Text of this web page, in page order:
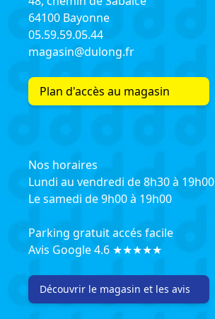
64100 Bayonne
05.59.59.05.44
magasin@dulong.fr
Plan d'accès au magasin
Nos horaires
Lundi au vendredi de 8h30 à 19h00
Le samedi de 9h00 à 19h00
Parking gratuit accés facile
Avis Google 4.6 ★★★★★
Découvrir le magasin et les avis